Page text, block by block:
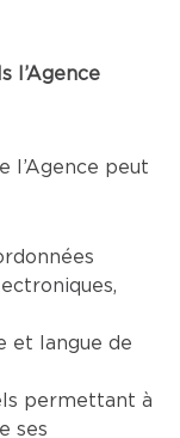
l’Agence
l’Agence peut
et langue de
permettant à
ses